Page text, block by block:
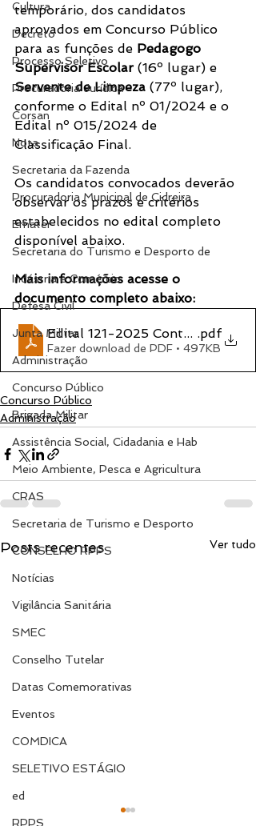
Cultura
Decreto
Processo Seletivo
Procuradoria Jurídica
Corsan
Nota
Secretaria da Fazenda
Procuradoria Municipal de Cidreira
Emater
Secretaria do Turismo e Desporto de
Indústria e Comércio
Defesa Civil
Junta Militar
Administração
Concurso Público
Brigada Militar
Assistência Social, Cidadania e Hab
Meio Ambiente, Pesca e Agricultura
CRAS
Secretaria de Turismo e Desporto
CONSELHO RPPS
Notícias
Vigilância Sanitária
SMEC
Conselho Tutelar
Datas Comemorativas
Eventos
COMDICA
SELETIVO ESTÁGIO
ed
RPPS
temporário, dos candidatos
aprovados em Concurso Público
para as funções de Pedagogo
Supervisor Escolar (16º lugar) e
Servente de Limpeza (77º lugar),
conforme o Edital nº 01/2024 e o
Edital nº 015/2024 de
Classificação Final.
Os candidatos convocados deverão
observar os prazos e critérios
estabelecidos no edital completo
disponível abaixo.
Mais informações acesse o
documento completo abaixo:
Edital 121-2025 Contrato.pdf
Fazer download de PDF • 497KB
Concurso Público
Administração
Posts recentes Ver tudo